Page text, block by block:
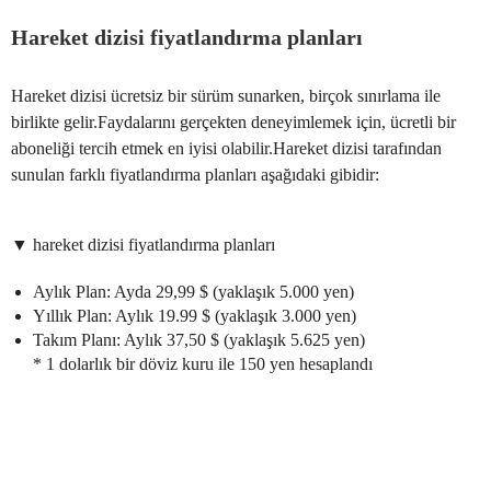
Hareket dizisi fiyatlandırma planları
Hareket dizisi ücretsiz bir sürüm sunarken, birçok sınırlama ile
birlikte gelir.Faydalarını gerçekten deneyimlemek için, ücretli bir
aboneliği tercih etmek en iyisi olabilir.Hareket dizisi tarafından
sunulan farklı fiyatlandırma planları aşağıdaki gibidir:
▼ hareket dizisi fiyatlandırma planları
Aylık Plan: Ayda 29,99 $ (yaklaşık 5.000 yen)
Yıllık Plan: Aylık 19.99 $ (yaklaşık 3.000 yen)
Takım Planı: Aylık 37,50 $ (yaklaşık 5.625 yen)
* 1 dolarlık bir döviz kuru ile 150 yen hesaplandı